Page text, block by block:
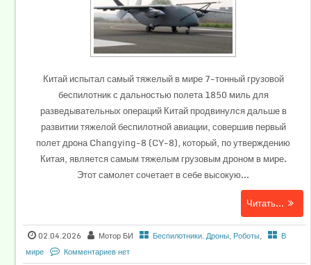
Китай испытал самый тяжелый в мире 7-тонный грузовой
беспилотник с дальностью полета 1850 миль для
разведывательных операций Китай продвинулся дальше в
развитии тяжелой беспилотной авиации, совершив первый
полет дрона Changying-8 (CY-8), который, по утверждению
Китая, является самым тяжелым грузовым дроном в мире.
Этот самолет сочетает в себе высокую...
Читать...
02.04.2026 Мотор БИ Беспилотники. Дроны, Роботы,
В
мире
Комментариев нет